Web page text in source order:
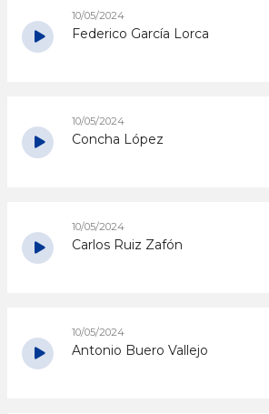
10/05/2024
Federico García Lorca
10/05/2024
Concha López
10/05/2024
Carlos Ruiz Zafón
10/05/2024
Antonio Buero Vallejo